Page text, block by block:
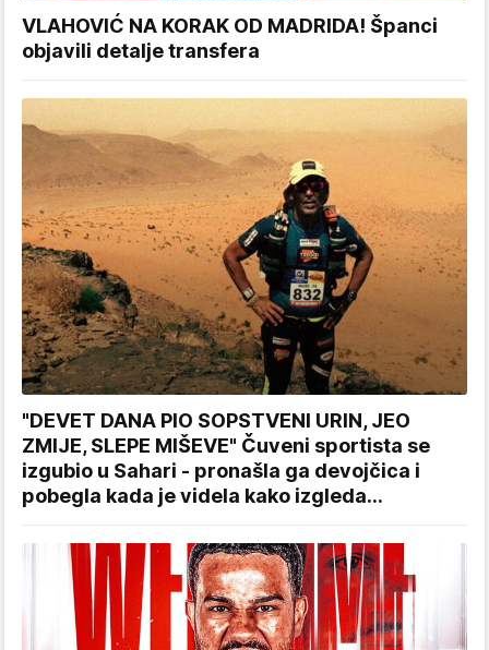
VLAHOVIĆ NA KORAK OD MADRIDA! Španci
objavili detalje transfera
"DEVET DANA PIO SOPSTVENI URIN, JEO
ZMIJE, SLEPE MIŠEVE" Čuveni sportista se
izgubio u Sahari - pronašla ga devojčica i
pobegla kada je videla kako izgleda...